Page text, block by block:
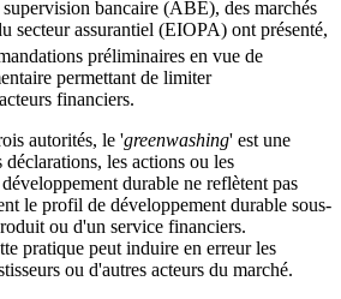
supervision bancaire (ABE), des marchés
secteur assurantiel (EIOPA) ont présenté,
préliminaires en vue de
permettant de limiter
financiers.
autorités, le 'greenwashing' est une
les actions ou les
durable ne reflètent pas
le profil de développement durable sous-
ou d'un service financiers.
pratique peut induire en erreur les
ou d'autres acteurs du marché.